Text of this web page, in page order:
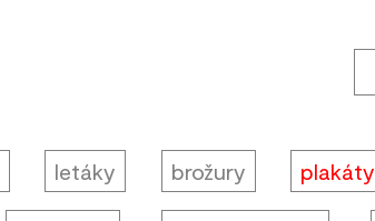
letáky brožury plakáty